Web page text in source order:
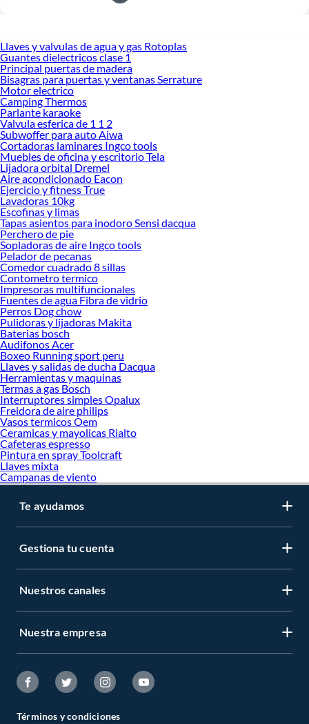
Llaves y valvulas de agua y gas Rotoplas
Guantes dielectricos clase 1
Principal puertas de madera
Bisagras para puertas y ventanas Serrature
Motor electrico
Camping Thermos
Parlante karaoke
Valvula esferica de 1 1 2
Subwoffer para auto Aiwa
Cortadoras laminares Ingco tools
Muebles de oficina y escritorio Tela
Lijadora orbital Dremel
Aire acondicionado Eacon
Ejercicio y fitness True
Lavadoras 10kg
Escofinas y limas
Tapas asientos para inodoro Sensi dacqua
Perchero de pie
Sopladoras de aire Ingco tools
Pelador de pecanas
Comedor cuadrado 8 sillas
Contometro termico
Impresoras multifuncionales
Fuentes de agua Fibra de vidrio
Perros Dog chow
Pulidoras y lijadoras Makita
Baterias bosch
Audifonos Acer
Boxeo Running sport peru
Llaves y salidas de ducha Dacqua
Herramientas y maquinas
Termas a gas Bosch
Interruptores simples Opalux
Freidora de aire philips
Vasos termicos Oem
Ceramicas y mayolicas Rialto
Cafeteras espresso
Pintura en spray Toolcraft
Llaves mixta
Campanas de viento
Te ayudamos
Gestiona tu cuenta
Nuestros canales
Nuestra empresa
Términos y condiciones